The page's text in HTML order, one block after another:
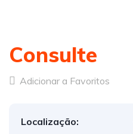
Consulte
Adicionar a Favoritos
Localização: